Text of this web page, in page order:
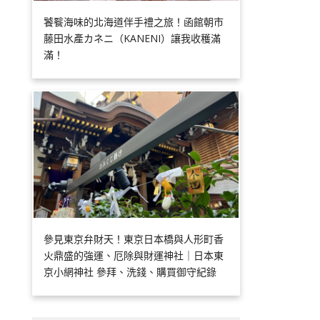
饕餮海味的北海道伴手禮之旅！函館朝市
藤田水產カネニ（KANENI）讓我收穫滿
滿！
參見東京弁財天！東京日本橋與人形町香
火鼎盛的強運、厄除與財運神社｜日本東
京小網神社 參拜、洗錢、購買御守紀錄